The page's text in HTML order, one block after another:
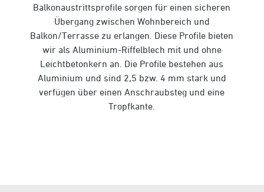
Balkonaustrittsprofile sorgen für einen sicheren
Übergang zwischen Wohnbereich und
Balkon/Terrasse zu erlangen. Diese Profile bieten
wir als Aluminium-Riffelblech mit und ohne
Leichtbetonkern an. Die Profile bestehen aus
Aluminium und sind 2,5 bzw. 4 mm stark und
verfügen über einen Anschraubsteg und eine
Tropfkante.